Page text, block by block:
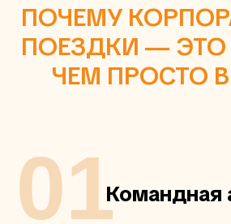
ПОЧЕМУ
ПОЕЗДКИ —
ЧЕМ ПРОСТО
Командная
01